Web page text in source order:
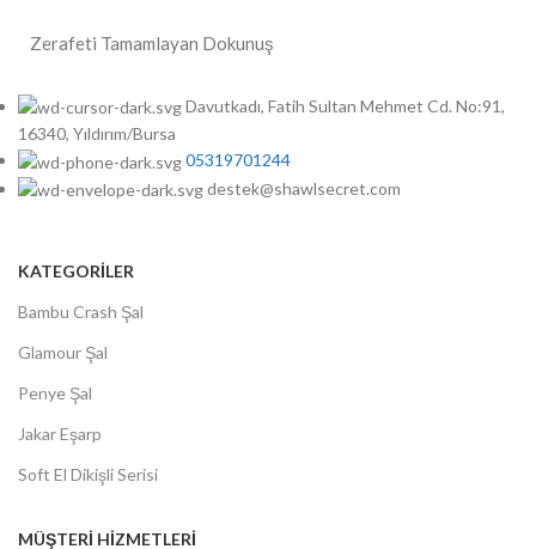
Zerafeti Tamamlayan Dokunuş
Davutkadı, Fatih Sultan Mehmet Cd. No:91,
16340, Yıldırım/Bursa
05319701244
destek@shawlsecret.com
KATEGORİLER
Bambu Crash Şal
Glamour Şal
Penye Şal
Jakar Eşarp
Soft El Dikişli Serisi
MÜŞTERİ HİZMETLERİ